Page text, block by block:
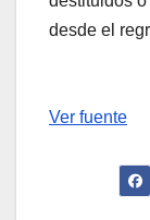
desde el
Ver fuente